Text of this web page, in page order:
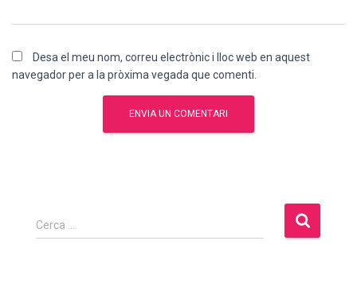
Desa el meu nom, correu electrònic i lloc web en aquest
navegador per a la pròxima vegada que comenti.
C
e
Cerca …